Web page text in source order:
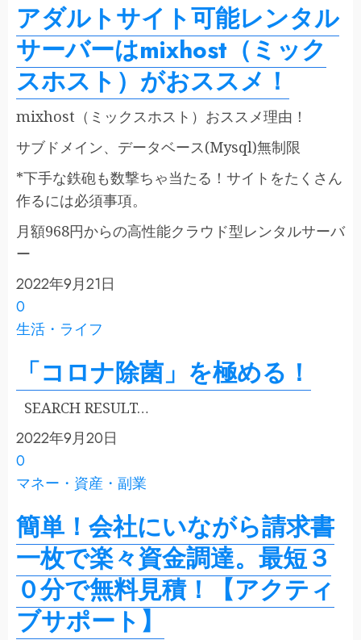
アダルトサイト可能レンタル
サーバーはmixhost（ミック
スホスト）がおススメ！
mixhost（ミックスホスト）おススメ理由！
サブドメイン、データベース(Mysql)無制限
*下手な鉄砲も数撃ちゃ当たる！サイトをたくさん
作るには必須事項。
月額968円からの高性能クラウド型レンタルサーバ
ー
2022年9月21日
0
生活・ライフ
「コロナ除菌」を極める！
SEARCH RESULT…
2022年9月20日
0
マネー・資産・副業
簡単！会社にいながら請求書
一枚で楽々資金調達。最短３
０分で無料見積！【アクティ
ブサポート】